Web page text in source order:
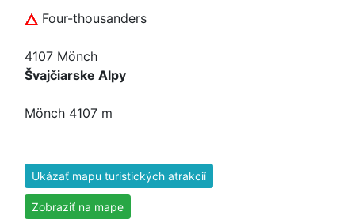
Four-thousanders
4107 Mönch
Švajčiarske Alpy
Mönch 4107 m
Ukázať mapu turistických atrakcií
Zobraziť na mape